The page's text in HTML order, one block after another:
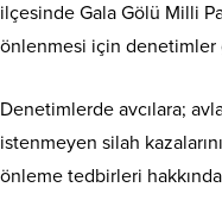
ilçesinde Gala Gölü Milli
önlenmesi için denetimler
Denetimlerde avcılara;
istenmeyen silah
önleme tedbirleri